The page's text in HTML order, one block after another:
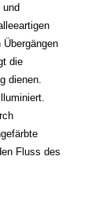
und
die
dienen.
Fluss des